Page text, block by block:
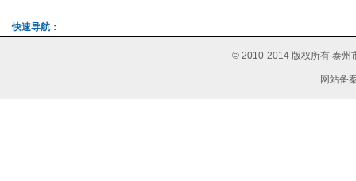
快速导航：
© 2010-2014 版权所有 泰州
网站备